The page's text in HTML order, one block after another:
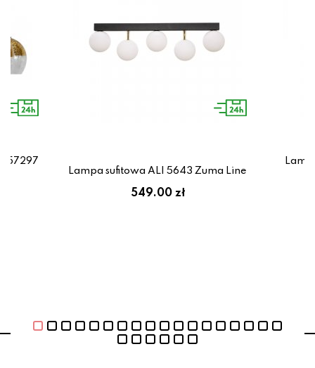
57297
Lampa sufitowa ALI 5643 Zuma Line
549.00 zł